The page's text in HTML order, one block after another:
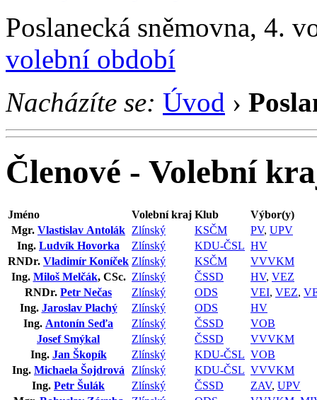
Poslanecká sněmovna, 4.
volební období
Nacházíte se: Úvod ›
Členové - Volební
Jméno Volební kraj Klub
Výbor(y)
Mgr. Vlastislav Antolák Zlínský KSČM PV, UPV
Ing. Ludvík Hovorka Zlínský KDU-ČSL HV
RNDr. Vladimír Koníček Zlínský KSČM
VVVKM
Ing. Miloš Melčák, CSc. Zlínský ČSSD HV, VEZ
RNDr. Petr Nečas Zlínský ODS VEI, VEZ,
Ing. Jaroslav Plachý Zlínský ODS
HV
Ing. Antonín Seďa Zlínský ČSSD
VOB
Josef Smýkal
Zlínský ČSSD
VVVKM
Ing. Jan Škopík Zlínský KDU-ČSL VOB
Ing. Michaela Šojdrová Zlínský KDU-ČSL VVVKM
Ing. Petr Šulák Zlínský ČSSD ZAV, UPV